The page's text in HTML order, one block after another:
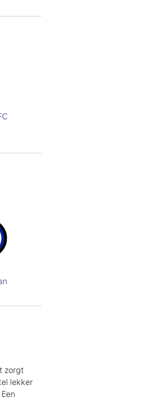
zorgt
lekker